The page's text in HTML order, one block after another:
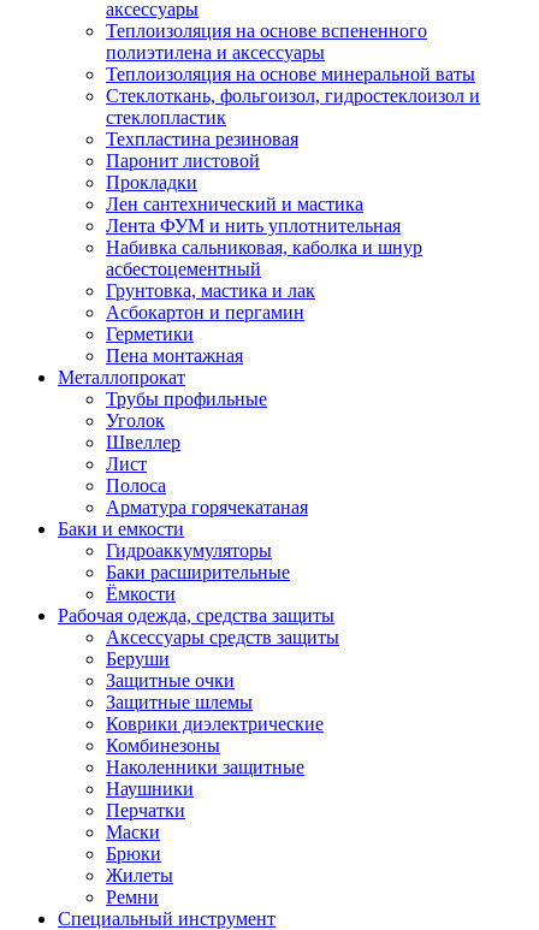
аксессуары
Теплоизоляция на основе вспененного
полиэтилена и аксессуары
Теплоизоляция на основе минеральной ваты
Стеклоткань, фольгоизол, гидростеклоизол и
стеклопластик
Техпластина резиновая
Паронит листовой
Прокладки
Лен сантехнический и мастика
Лента ФУМ и нить уплотнительная
Набивка сальниковая, каболка и шнур
асбестоцементный
Грунтовка, мастика и лак
Асбокартон и пергамин
Герметики
Пена монтажная
Металлопрокат
Трубы профильные
Уголок
Швеллер
Лист
Полоса
Арматура горячекатаная
Баки и емкости
Гидроаккумуляторы
Баки расширительные
Ёмкости
Рабочая одежда, средства защиты
Аксессуары средств защиты
Беруши
Защитные очки
Защитные шлемы
Коврики диэлектрические
Комбинезоны
Наколенники защитные
Наушники
Перчатки
Маски
Брюки
Жилеты
Ремни
Специальный инструмент